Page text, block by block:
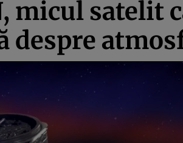
micul satelit
despre